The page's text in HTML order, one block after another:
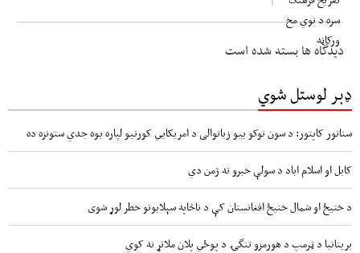
دیدگاه ها بسته شده است
ډېر لوستل شوي
سناتور کاپتور: د سون توکو بیو زیاتوالی د امریکایي کورنیو لپاره یوه جدي ستونزه ده
کابل او اسلام اباد د سولې خبرو ته ژمن دي
د ختیځ او شمال ختیځ افغانستان کې د ناڅاپه سېلابونو خطر لوړ شوی
بریتانیا د ټرمپ د هورمزو تنگۍ د پوځي پلان ملاتړ نه کوي